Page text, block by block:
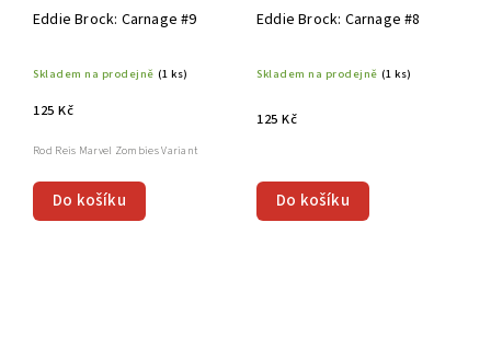
Eddie Brock: Carnage #9
Skladem na prodejně (1 ks)
125 Kč
Do košíku
Rod Reis Marvel Zombies Variant
Eddie Brock: Carnage #8
Skladem na prodejně (1 ks)
125 Kč
Do košíku